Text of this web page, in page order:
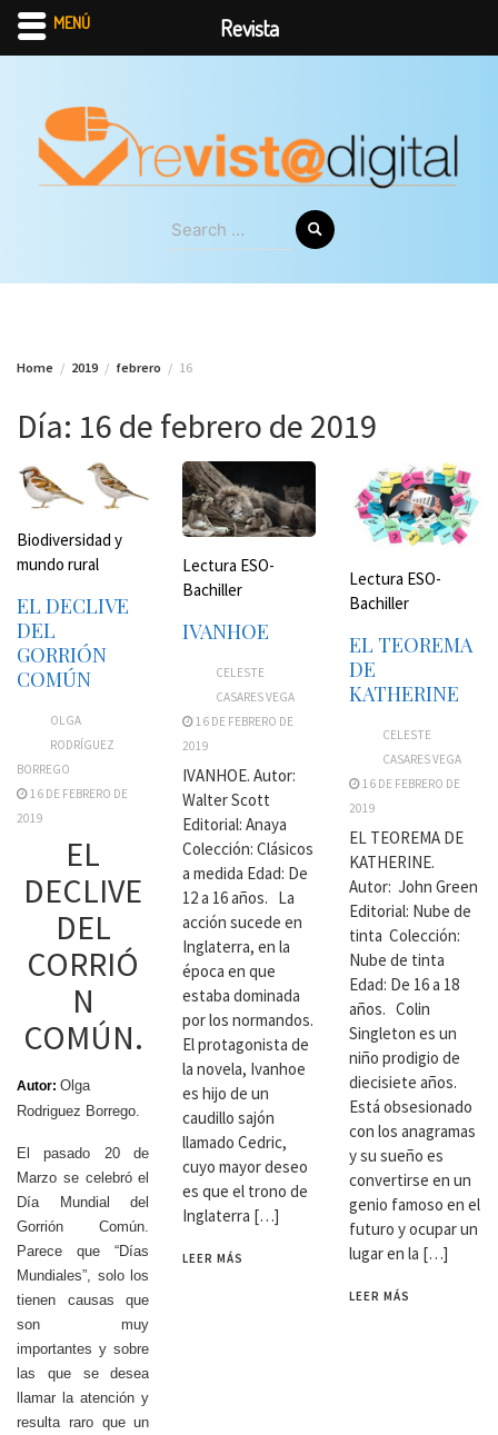
content
Search
for:
Home 2019 febrero 16
Día: 16 de febrero de 2019
Biodiversidad y
mundo rural
EL DECLIVE
DEL
GORRIÓN
COMÚN
OLGA
RODRÍGUEZ
BORREGO
16 DE FEBRERO DE
2019
EL
DECLIVE
DEL
CORRIÓ
N
COMÚN.
Autor: Olga
Rodriguez Borrego.
El pasado 20 de
Marzo se celebró el
Día Mundial del
Gorrión Común.
Parece que “Días
Mundiales”, solo los
tienen causas que
son muy
importantes y sobre
las que se desea
llamar la atención y
resulta raro que un
Lectura ESO-
Bachiller
IVANHOE
CELESTE
CASARES VEGA
16 DE FEBRERO DE
2019
IVANHOE. Autor:
Walter Scott
Editorial: Anaya
Colección: Clásicos
a medida Edad: De
12 a 16 años. La
acción sucede en
Inglaterra, en la
época en que
estaba dominada
por los normandos.
El protagonista de
la novela, Ivanhoe
es hijo de un
caudillo sajón
llamado Cedric,
cuyo mayor deseo
es que el trono de
Inglaterra […]
LEER MÁS
Lectura ESO-
Bachiller
EL TEOREMA
DE
KATHERINE
CELESTE
CASARES VEGA
16 DE FEBRERO DE
2019
EL TEOREMA DE
KATHERINE.
Autor: John Green
Editorial: Nube de
tinta Colección:
Nube de tinta
Edad: De 16 a 18
años. Colin
Singleton es un
niño prodigio de
diecisiete años.
Está obsesionado
con los anagramas
y su sueño es
convertirse en un
genio famoso en el
futuro y ocupar un
lugar en la […]
LEER MÁS
MENÚ Revista